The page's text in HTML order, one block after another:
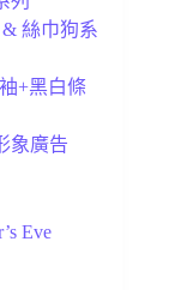
& 絲巾狗系
+黑白條
象廣告
Eve